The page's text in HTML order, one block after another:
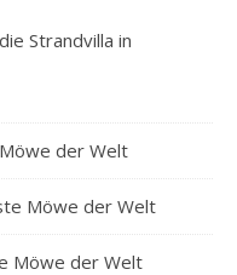
Strandvilla in
der Welt
Möwe der Welt
Möwe der Welt